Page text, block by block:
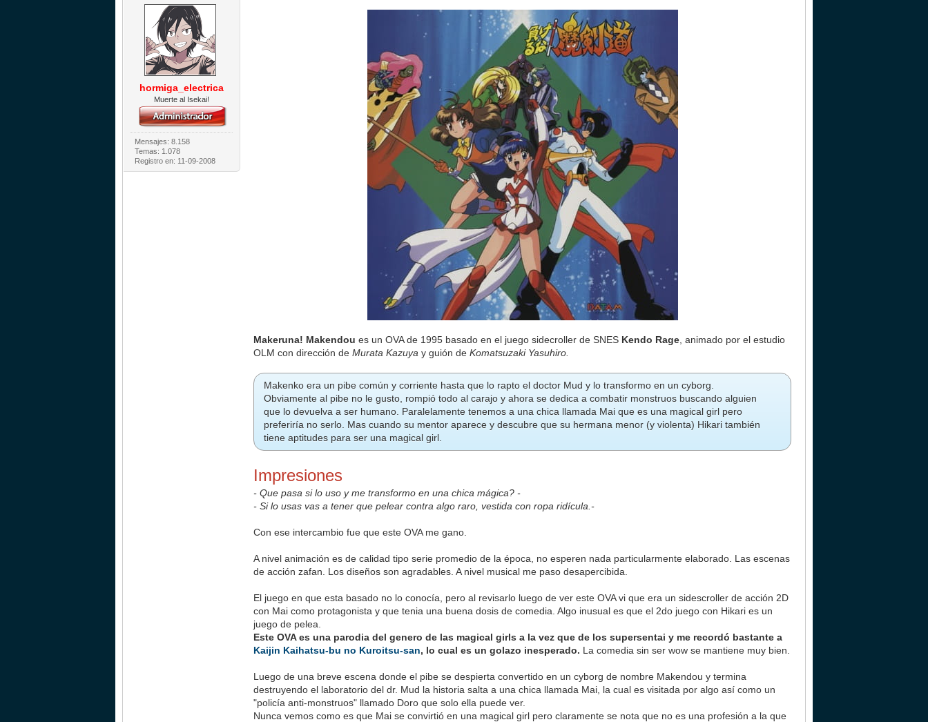
hormiga_electrica
Muerte al Isekai!
Mensajes: 8.158
Temas: 1.078
Registro en: 11-09-2008
Makeruna! Makendou es un OVA de 1995 basado en el juego sidecroller de SNES Kendo Rage , animado por el estudio
OLM con dirección deMurata Kazuya y guión deKomatsuzaki Yasuhiro.
Makenko era un pibe común y corriente hasta que lo rapto el doctor Mud y lo transformo en un cyborg.
Obviamente al pibe no le gusto, rompió todo al carajo y ahora se dedica a combatir monstruos buscando alguien
que lo devuelva a ser humano. Paralelamente tenemos a una chica llamada Mai que es una magical girl pero
preferiría no serlo. Mas cuando su mentor aparece y descubre que su hermana menor (y violenta) Hikari también
tiene aptitudes para ser una magical girl.
Impresiones
- Que pasa si lo uso y me transformo en una chica mágica? -
- Si lo usas vas a tener que pelear contra algo raro, vestida con ropa ridícula.-
Con ese intercambio fue que este OVA me gano.
A nivel animación es de calidad tipo serie promedio de la época, no esperen nada particularmente elaborado. Las escenas
de acción zafan. Los diseños son agradables. A nivel musical me paso desapercibida.
El juego en que esta basado no lo conocía, pero al revisarlo luego de ver este OVA vi que era un sidescroller de acción 2D
con Mai como protagonista y que tenia una buena dosis de comedia. Algo inusual es que el 2do juego con Hikari es un
juego de pelea.
Este OVA es una parodia del genero de las magical girls a la vez que de los supersentai y me recordó bastante a
Kaijin Kaihatsu-bu no Kuroitsu-san, lo cual es un golazo inesperado. La comedia sin ser wow se mantiene muy bien.
Luego de una breve escena donde el pibe se despierta convertido en un cyborg de nombre Makendou y termina
destruyendo el laboratorio del dr. Mud la historia salta a una chica llamada Mai, la cual es visitada por algo así como un
"policía anti-monstruos" llamado Doro que solo ella puede ver.
Nunca vemos como es que Mai se convirtió en una magical girl pero claramente se nota que no es una profesión a la que